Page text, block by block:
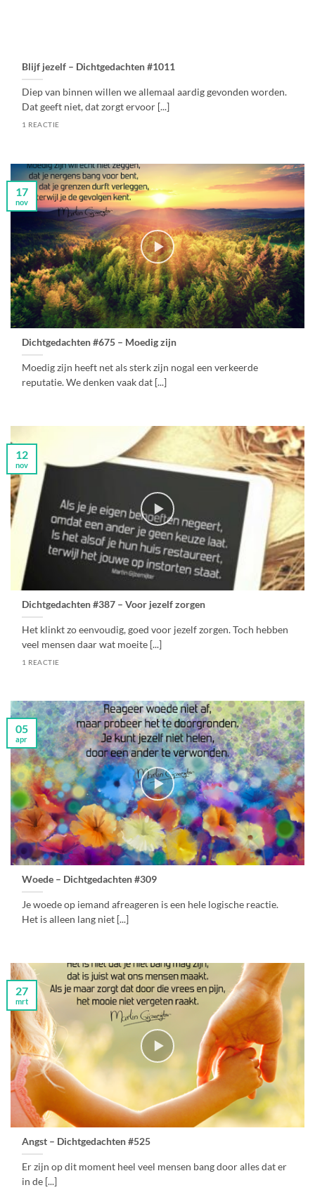
Blijf jezelf – Dichtgedachten #1011
Diep van binnen willen we allemaal aardig gevonden worden.
Dat geeft niet, dat zorgt ervoor [...]
1 REACTIE
Dichtgedachten #675 – Moedig zijn
Moedig zijn heeft net als sterk zijn nogal een verkeerde
reputatie. We denken vaak dat [...]
17
nov
Dichtgedachten #387 – Voor jezelf zorgen
Het klinkt zo eenvoudig, goed voor jezelf zorgen. Toch hebben
veel mensen daar wat moeite [...]
1 REACTIE
12
nov
Woede – Dichtgedachten #309
Je woede op iemand afreageren is een hele logische reactie.
Het is alleen lang niet [...]
05
apr
Angst – Dichtgedachten #525
Er zijn op dit moment heel veel mensen bang door alles dat er
in de [...]
27
mrt